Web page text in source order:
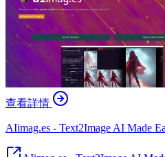
查看詳情
AIimag.es - Text2Image AI Made